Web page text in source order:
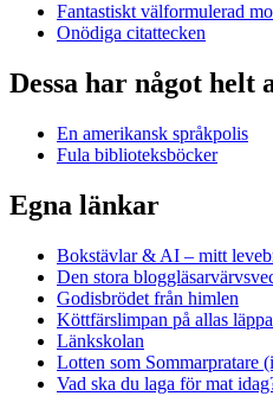
Fantastiskt välformulerad
Onödiga citattecken
Dessa har något helt
En amerikansk språkpolis
Fula biblioteksböcker
Egna länkar
Bokstävlar & AI – mitt
Den stora
Godisbrödet från himlen
Köttfärslimpan på allas
Länkskolan
Lotten som Sommarpratare
Vad ska du laga för mat